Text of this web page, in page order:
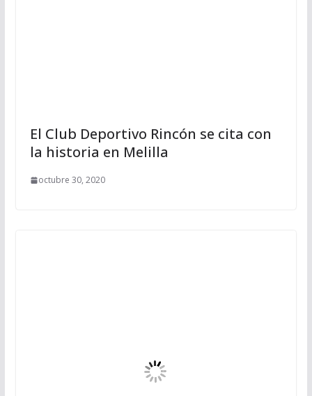
El Club Deportivo Rincón se cita con
la historia en Melilla
octubre 30, 2020